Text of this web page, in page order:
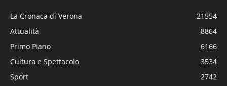
La Cronaca di Verona
21554
Attualità
8864
Primo Piano
6166
Cultura e Spettacolo
3534
Sport
2742